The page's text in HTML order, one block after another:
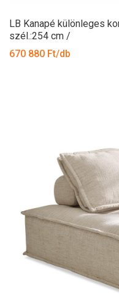
LB Kanapé különleges
szél.:254 cm /
670 880 Ft/db